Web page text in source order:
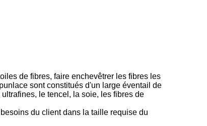
de fibres, faire enchevêtrer les fibres les
sont constitués d'un large éventail de
le tencel, la soie, les fibres de
du client dans la taille requise du